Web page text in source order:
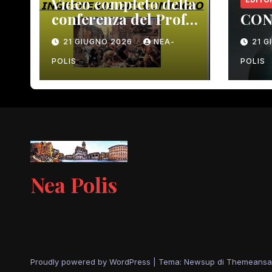
conferenza del Prof.
Macrì del 12 giugno
scorso
21 GIUGNO 2026 NEA-
POLIS
21
POLIS
Nea Polis
Proudly powered by WordPress Tema: Newsup di